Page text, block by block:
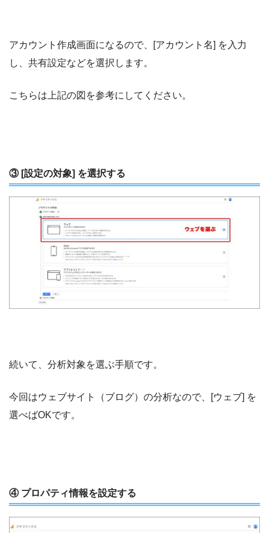
アカウント作成画面になるので、[アカウント名] を入力
し、共有設定などを選択します。
こちらは上記の図を参考にしてください。
③ [設定の対象] を選択する
続いて、分析対象を選ぶ手順です。
今回はウェブサイト（ブログ）の分析なので、[ウェブ] を
選べばOKです。
④ プロパティ情報を設定する